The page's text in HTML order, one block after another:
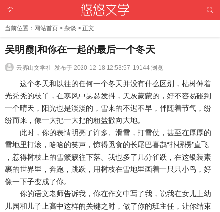
当前位置： 网站首页 > 杂谈 > 正文
吴明霞|和你在一起的最后一个冬天
云雾山文学社 .发布于 2020-12-18 12:53:57 19144 浏览
这个冬天和以往的任何一个冬天并没有什么区别，枯树伸着
光秃秃的枝丫，在寒风中瑟瑟发抖，天灰蒙蒙的，好不容易碰到
一个晴天，阳光也是淡淡的，雪来的不迟不早，伴随着节气，纷
纷而来，像一大把一大把的粗盐撒向大地。
此时，你的表情明亮了许多。滑雪，打雪仗，甚至在厚厚的
雪地里打滚，哈哈的笑声，惊得觅食的长尾巴喜鹊“扑楞楞”直飞
，惹得树枝上的雪簌簌往下落。我也多了几分雀跃，在这银装素
裹的世界里，奔跑，跳跃，用树枝在雪地里画着一只只小鸟，好
像一下子变成了你。
你的语文老师告诉我，你在作文中写了我，说我在女儿上幼
儿园和儿子上高中这样的关键之时，做了你的班主任，让你结束